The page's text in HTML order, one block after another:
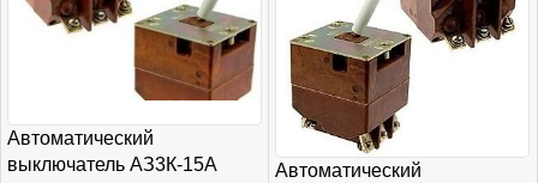
Автоматический
выключатель АЗ3К-15А
Автоматический